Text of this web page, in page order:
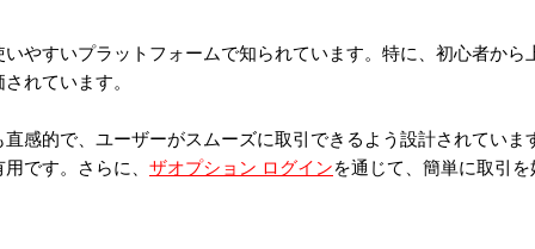
やすいプラットフォームで知られています。特に、初心者か
れています。
感的で、ユーザーがスムーズに取引できるよう設計されてい
です。さらに、 ザオプション ログインを通じて、簡単に取引を